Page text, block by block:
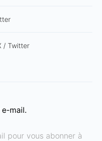
/ Twitter
mail.
pour vous abonner à